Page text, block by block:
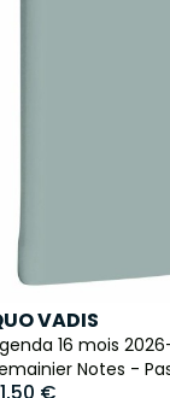
VADIS
16 mois
Notes -
€